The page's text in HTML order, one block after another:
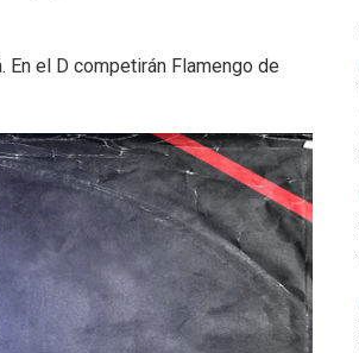
En el D competirán Flamengo de